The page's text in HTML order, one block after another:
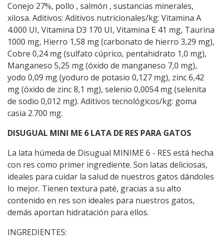
Conejo 27%, pollo , salmón , sustancias minerales,
xilosa. Aditivos: Aditivos nutricionales/kg: Vitamina A
4.000 UI, Vitamina D3 170 UI, Vitamina E 41 mg, Taurina
1000 mg, Hierro 1,58 mg (carbonato de hierro 3,29 mg),
Cobre 0,24 mg (sulfato cúprico, pentahidrato 1,0 mg),
Manganeso 5,25 mg (óxido de manganeso 7,0 mg),
yodo 0,09 mg (yoduro de potasio 0,127 mg), zinc 6,42
mg (óxido de zinc 8,1 mg), selenio 0,0054 mg (selenita
de sodio 0,012 mg). Aditivos tecnológicos/kg: goma
casia 2.700 mg.
DISUGUAL MINI ME 6 LATA DE RES PARA GATOS
La lata húmeda de Disugual MINIME 6 - RES está hecha
con res como primer ingrediente. Son latas deliciosas,
ideales para cuidar la salud de nuestros gatos dándoles
lo mejor. Tienen textura paté, gracias a su alto
contenido en res son ideales para nuestros gatos,
demás aportan hidratación para ellos.
INGREDIENTES: